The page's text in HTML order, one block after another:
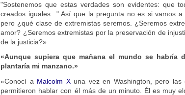
"Sostenemos que estas verdades son evidentes: que
creados iguales..." Así que la pregunta no es si vamos a
pero ¿qué clase de extremistas seremos. ¿Seremos
amor? ¿Seremos extremistas por la preservación de
de la justicia?»
«Aunque supiera que mañana el mundo se habría
plantaría mi manzano.»
«Conocí a Malcolm Xuna vez en Washington, pero las
permitieron hablar con él más de un minuto. Él es muy